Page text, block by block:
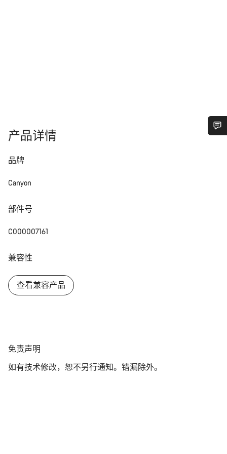
产品详情
品牌
Canyon
部件号
C000007161
兼容性
查看兼容产品
免
声
免责声明
如有技术修改，恕不另行通知。错漏除外。
您需要帮助吗？